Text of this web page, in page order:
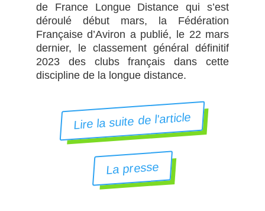
de France Longue Distance qui s’est
déroulé début mars, la Fédération
Française d’Aviron a publié, le 22 mars
dernier, le classement général définitif
2023 des clubs français dans cette
discipline de la longue distance.
Lire la suite de l'article
La presse